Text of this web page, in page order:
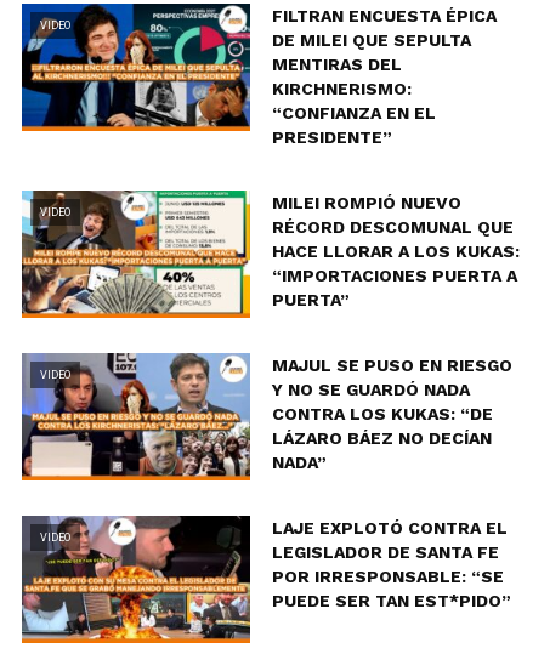
VIDEO
FILTRAN ENCUESTA ÉPICA
DE MILEI QUE SEPULTA
MENTIRAS DEL
KIRCHNERISMO:
“CONFIANZA EN EL
PRESIDENTE”
VIDEO
MILEI ROMPIÓ NUEVO
RÉCORD DESCOMUNAL QUE
HACE LLORAR A LOS KUKAS:
“IMPORTACIONES PUERTA A
PUERTA”
VIDEO
MAJUL SE PUSO EN RIESGO
Y NO SE GUARDÓ NADA
CONTRA LOS KUKAS: “DE
LÁZARO BÁEZ NO DECÍAN
NADA”
VIDEO
LAJE EXPLOTÓ CONTRA EL
LEGISLADOR DE SANTA FE
POR IRRESPONSABLE: “SE
PUEDE SER TAN EST*PIDO”